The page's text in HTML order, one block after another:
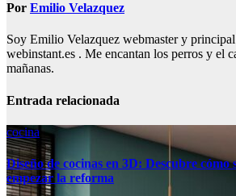
Por Emilio Velazquez
Soy Emilio Velazquez webmaster y
webinstant.es . Me encantan los perros y el
mañanas.
Entrada relacionada
cocina
Diseño de cocinas en 3D: Descubre cómo
empezar la reforma